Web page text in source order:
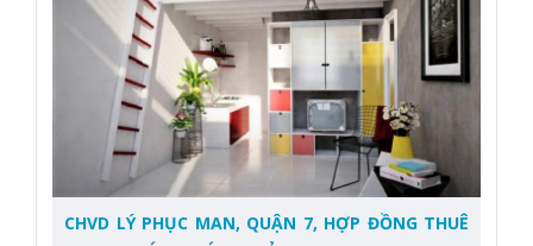
CHVD LÝ PHỤC MAN, QUẬN 7, HỢP ĐỒNG THUÊ